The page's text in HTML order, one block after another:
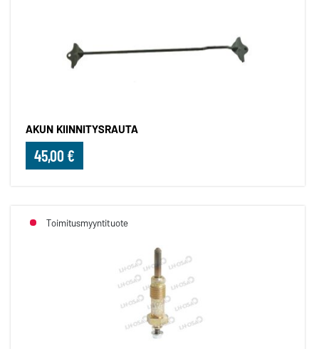
AKUN KIINNITYSRAUTA
45,00 €
Toimitusmyyntituote